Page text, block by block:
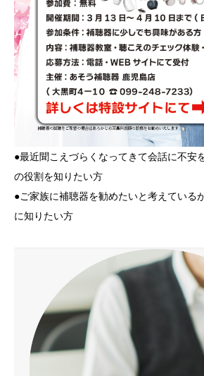
●最近聞こえづらくなってきて会話に不安
の役割を知りたい方
●ご家族に補聴器を勧めたいと考えている
に知りたい方